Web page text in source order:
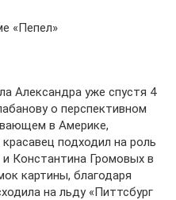
«Пепел»
Александра уже спустя 4
о перспективном
в Америке,
подходил на роль
Константина Громовых в
картины, благодаря
на льду «Питтсбург